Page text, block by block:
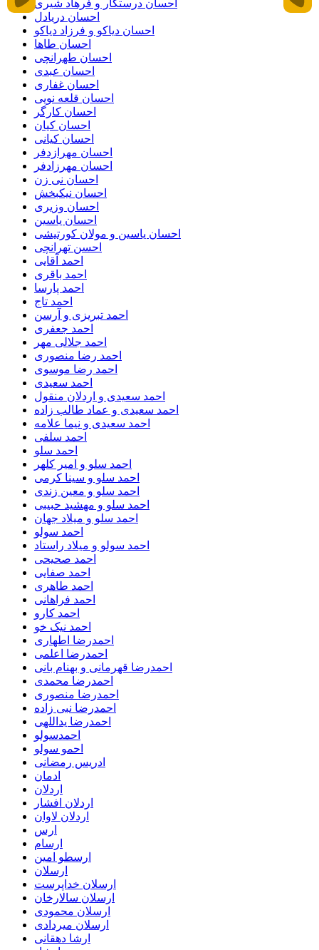
احسان درستكار و فرهاد شيرى
احسان دریادل
احسان دیاکو و فرزاد دیاکو
احسان طاها
احسان طهرانچی
احسان عبدی
احسان غفاری
احسان قلعه نویی
احسان کارگر
احسان کیان
احسان کیانی
احسان مهرازدفر
احسان مهرزادفر
احسان نی زن
احسان نیکبخش
احسان وزیری
احسان یاسین
احسان یاسین و مولان کورتیشی
احسن تهرانچی
احمد آقایی
احمد باقری
احمد پارسا
احمد تاج
احمد تبریزی و آرسن
احمد جعفری
احمد جلالی مهر
احمد رضا منصوری
احمد رضا موسوی
احمد سعیدی
احمد سعیدی و اردلان منقول
احمد سعیدی و عماد طالب زاده
احمد سعیدی و نیما علامه
احمد سلفی
احمد سلو
احمد سلو و امیر کلهر
احمد سلو و سینا کرمی
احمد سلو و معین زندی
احمد سلو و مهشید حبیبی
احمد سلو و میلاد جهان
احمد سولو
احمد سولو و میلاد راستاد
احمد صحیحی
احمد صفایی
احمد طاهری
احمد فراهانی
احمد کارو
احمد نیک خو
احمدرضا اطهاری
احمدرضا اعلمی
احمدرضا قهرمانی و بهنام بانی
احمدرضا محمدی
احمدرضا منصوری
احمدرضا نبی زاده
احمدرضا یداللهی
احمدسولو
احمو سولو
ادریس رمضانی
ادمان
اردلان
اردلان افشار
اردلان لاوان
ارس
ارسام
ارسطو امین
ارسلان
ارسلان خداپرست
ارسلان سالارخان
ارسلان محمودی
ارسلان میردادی
ارشا دهقانی